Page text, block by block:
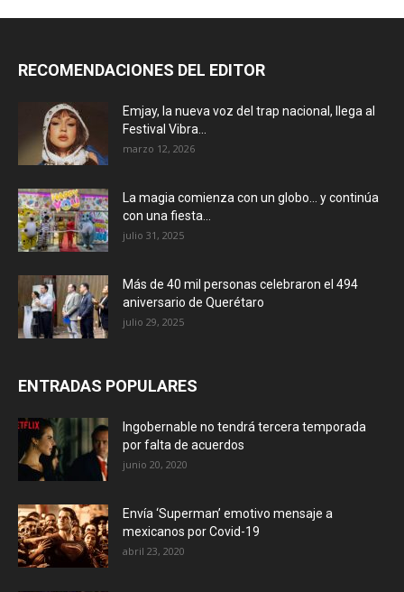
RECOMENDACIONES DEL EDITOR
Emjay, la nueva voz del trap nacional, llega al
Festival Vibra...
marzo 12, 2026
La magia comienza con un globo… y continúa
con una fiesta...
julio 31, 2025
Más de 40 mil personas celebraron el 494
aniversario de Querétaro
julio 29, 2025
ENTRADAS POPULARES
Ingobernable no tendrá tercera temporada
por falta de acuerdos
junio 20, 2020
Envía ‘Superman’ emotivo mensaje a
mexicanos por Covid-19
abril 23, 2020